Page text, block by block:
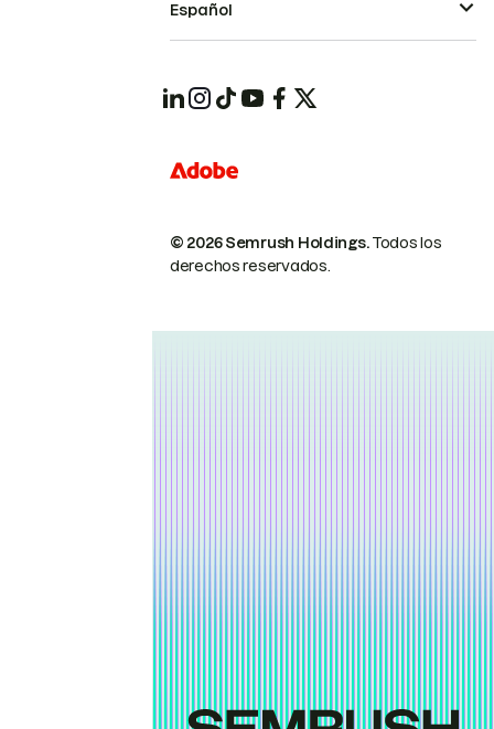
© 2026 Semrush Holdings.Todos los
derechos reservados.
Español